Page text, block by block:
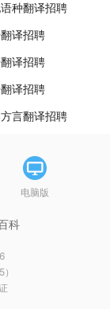
种翻译招聘
译招聘
译招聘
译招聘
言翻译招聘
电脑版
科